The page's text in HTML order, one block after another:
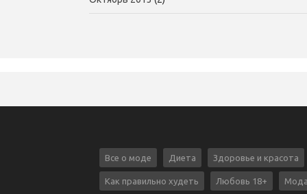
Все о моде Диета Здоровье и красота
Как правильно худеть Любовь 18+